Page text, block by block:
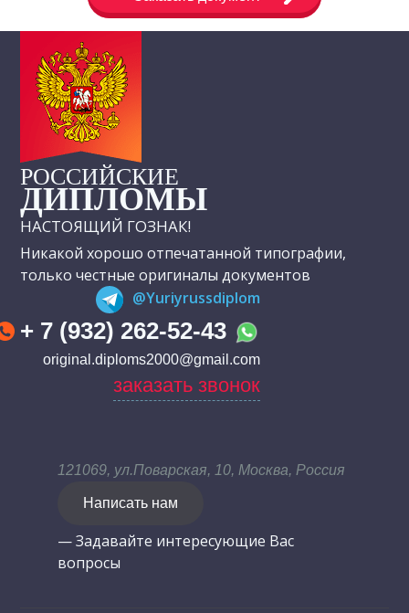
РОССИЙСКИЕ
ДИПЛОМЫ
НАСТОЯЩИЙ ГОЗНАК!
Никакой хорошо отпечатанной типографии,
только честные оригиналы документов
@Yuriyrussdiplom
+ 7 (932) 262-52-43
original.diploms2000@gmail.com
заказать звонок
121069, ул.Поварская, 10, Москва, Россия
Написать нам
— Задавайте интересующие Вас
вопросы